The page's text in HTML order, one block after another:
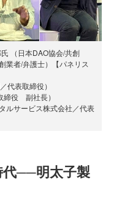
（日本DAO協会/共創
業者/弁護士）【パネリス
代表取締役）
締役 副社長）
ルサービス株式会社／代表
──明太子製